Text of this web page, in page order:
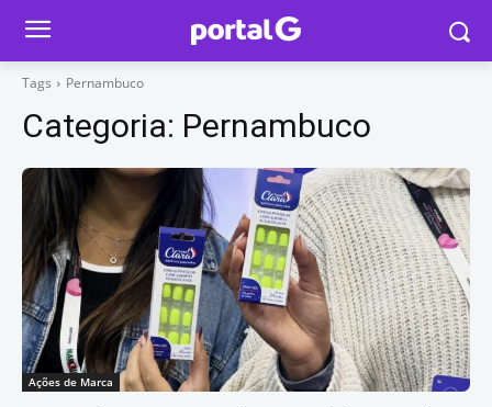
Tags Pernambuco
Categoria: Pernambuco
Ações de Marca